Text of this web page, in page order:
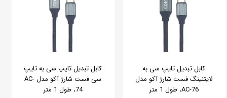
کابل تبدیل تایپ سی به
لایتنینگ فست شارژ آکو مدل
AC-76، طول 1 متر
کابل تبدیل تایپ سی به تایپ
سی فست شارژ آکو مدل AC-
74، طول 1 متر